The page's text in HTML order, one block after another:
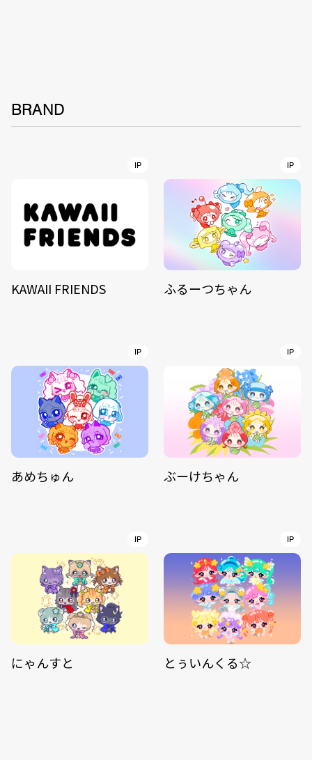
BRAND
IP
KAWAII FRIENDS
IP
ふるーつちゃん
IP
あめちゅん
IP
ぶーけちゃん
IP
にゃんすと
IP
とぅいんくる☆